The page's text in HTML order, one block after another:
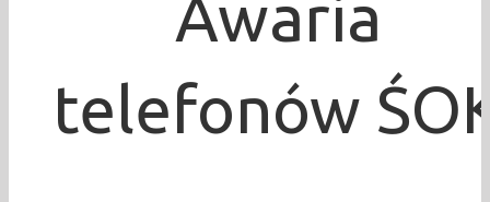
Awaria
telefonów